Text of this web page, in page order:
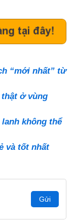
“mới nhất” từ
ở vùng
lanh không thể
và tốt nhất
Gửi